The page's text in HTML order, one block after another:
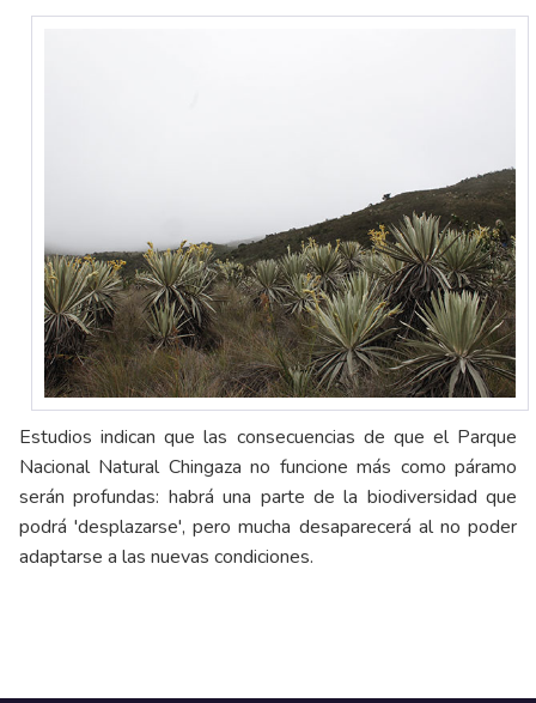
Estudios indican que las consecuencias de que el Parque
Nacional Natural Chingaza no funcione más como páramo
serán profundas: habrá una parte de la biodiversidad que
podrá 'desplazarse', pero mucha desaparecerá al no poder
adaptarse a las nuevas condiciones.